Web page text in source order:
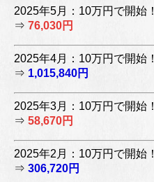
2025年5月：10万円で開始！
⇒ 76,030円
2025年4月：10万円で開始！
⇒ 1,015,840円
2025年3月：10万円で開始！
⇒ 58,670円
2025年2月：10万円で開始！
⇒ 306,720円